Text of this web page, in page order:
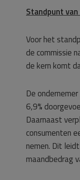
Standpunt
Voor het
de commissie
de kern komt
De
6,9%
Daarnaast
consumenten
nemen. Dit
maandbedrag